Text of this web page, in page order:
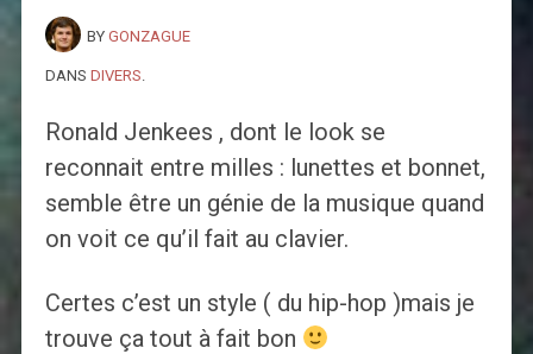
BY GONZAGUE
DANS DIVERS
Ronald Jenkees , dont le look se
reconnait entre milles : lunettes et bonnet,
semble être un génie de la musique quand
on voit ce qu’il fait au clavier.
Certes c’est un style ( du hip-hop )mais je
trouve ça tout à fait bon